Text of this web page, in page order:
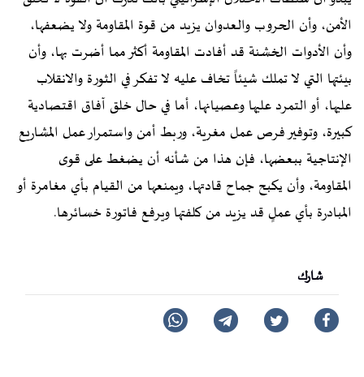
الأمن، وأن الحروب والعدوان يزيد من قوة المقاومة ولا يضعفها،
وأن الأدوات الخشنة قد أفادت المقاومة أكثر مما أضرت بها، وأن
بيئتها التي لا تملك شيئاً تخاف عليه لا تفكر في الثورة والانقلاب
عليها، أو التمرد عليها وعصيانها، أما في حال خلق آفاق اقتصادية
كبيرة، وتوفير فرص عمل مغرية، وربط أمن واستمرار عمل المشاريع
الإنتاجية ببعضها، فإن هذا من شأنه أن يضغط على قوى
المقاومة، وأن يكبح جماح قادتها، ويمنعها من القيام بأي مغامرة أو
المبادرة بأي عملٍ قد يزيد من كلفتها ويرفع فاتورة خسائرها.
شارك